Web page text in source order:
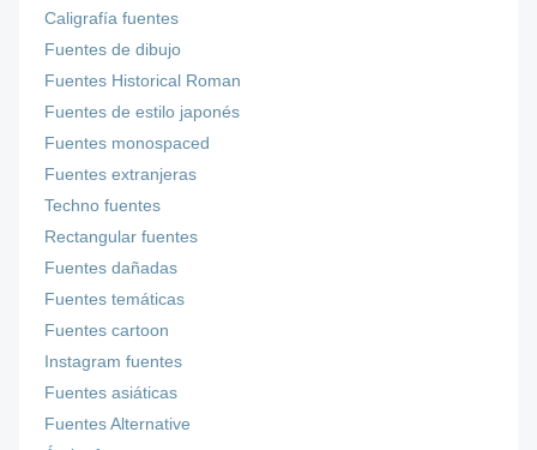
Caligrafía fuentes
Fuentes de dibujo
Fuentes Historical Roman
Fuentes de estilo japonés
Fuentes monospaced
Fuentes extranjeras
Techno fuentes
Rectangular fuentes
Fuentes dañadas
Fuentes temáticas
Fuentes cartoon
Instagram fuentes
Fuentes asiáticas
Fuentes Alternative